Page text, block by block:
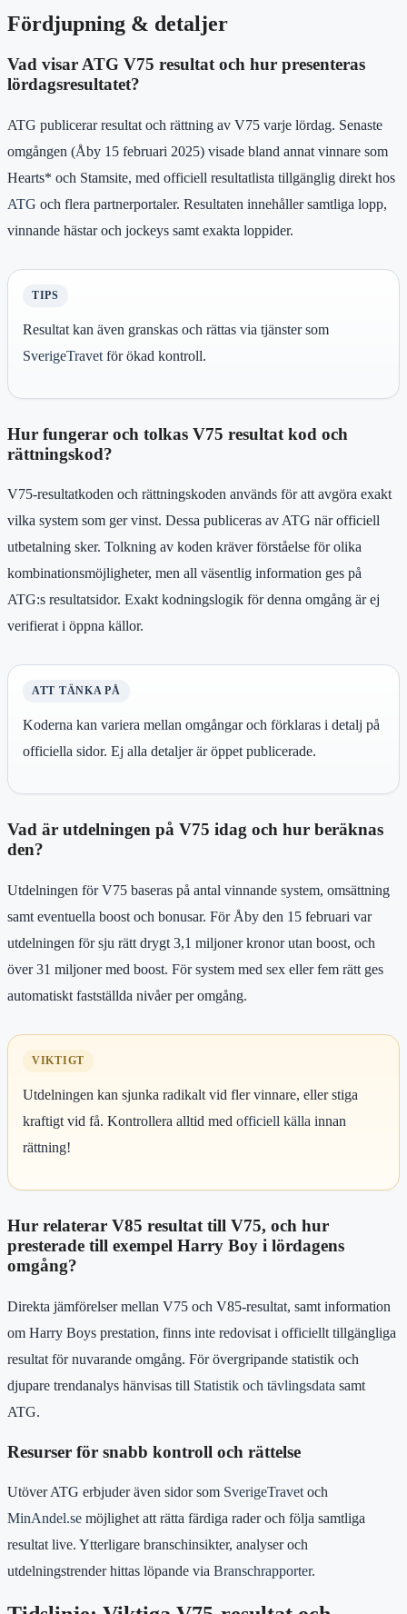
Fördjupning & detaljer
Vad visar ATG V75 resultat och hur presenteras
lördagsresultatet?
ATG publicerar resultat och rättning av V75 varje lördag. Senaste
omgången (Åby 15 februari 2025) visade bland annat vinnare som
Hearts* och Stamsite, med officiell resultatlista tillgänglig direkt hos
ATG och flera partnerportaler. Resultaten innehåller samtliga lopp,
vinnande hästar och jockeys samt exakta loppider.
TIPS
Resultat kan även granskas och rättas via tjänster som
SverigeTravet för ökad kontroll.
Hur fungerar och tolkas V75 resultat kod och
rättningskod?
V75-resultatkoden och rättningskoden används för att avgöra exakt
vilka system som ger vinst. Dessa publiceras av ATG när officiell
utbetalning sker. Tolkning av koden kräver förståelse för olika
kombinationsmöjligheter, men all väsentlig information ges på
ATG:s resultatsidor. Exakt kodningslogik för denna omgång är ej
verifierat i öppna källor.
ATT TÄNKA PÅ
Koderna kan variera mellan omgångar och förklaras i detalj på
officiella sidor. Ej alla detaljer är öppet publicerade.
Vad är utdelningen på V75 idag och hur beräknas
den?
Utdelningen för V75 baseras på antal vinnande system, omsättning
samt eventuella boost och bonusar. För Åby den 15 februari var
utdelningen för sju rätt drygt 3,1 miljoner kronor utan boost, och
över 31 miljoner med boost. För system med sex eller fem rätt ges
automatiskt fastställda nivåer per omgång.
VIKTIGT
Utdelningen kan sjunka radikalt vid fler vinnare, eller stiga
kraftigt vid få. Kontrollera alltid med officiell källa innan
rättning!
Hur relaterar V85 resultat till V75, och hur
presterade till exempel Harry Boy i lördagens
omgång?
Direkta jämförelser mellan V75 och V85-resultat, samt information
om Harry Boys prestation, finns inte redovisat i officiellt tillgängliga
resultat för nuvarande omgång. För övergripande statistik och
djupare trendanalys hänvisas till Statistik och tävlingsdata samt
ATG.
Resurser för snabb kontroll och rättelse
Utöver ATG erbjuder även sidor som SverigeTravetoch
MinAndel.se möjlighet att rätta färdiga rader och följa samtliga
resultat live. Ytterligare branschinsikter, analyser och
utdelningstrender hittas löpande via Branschrapporter.